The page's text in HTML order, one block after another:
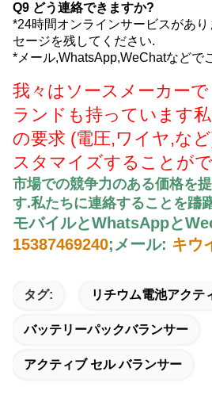
Q9 どう連絡できますか?
*24時間オンラインサービスがあ
セージを残してください.
*メール,WhatsApp,WeChatなどで
我々はソースメーカー
ランドも持っています
の要求 (電圧,ワイヤ,な
スタマイズすることが
市場での競争力のある価格を
す.私たちに連絡することを躊
モバイルとWhatsAppと
15387469240; メール: キウ
タグ: リチウム電池アクテ
バッテリーパックバランサー
アクティブ セル バランサー